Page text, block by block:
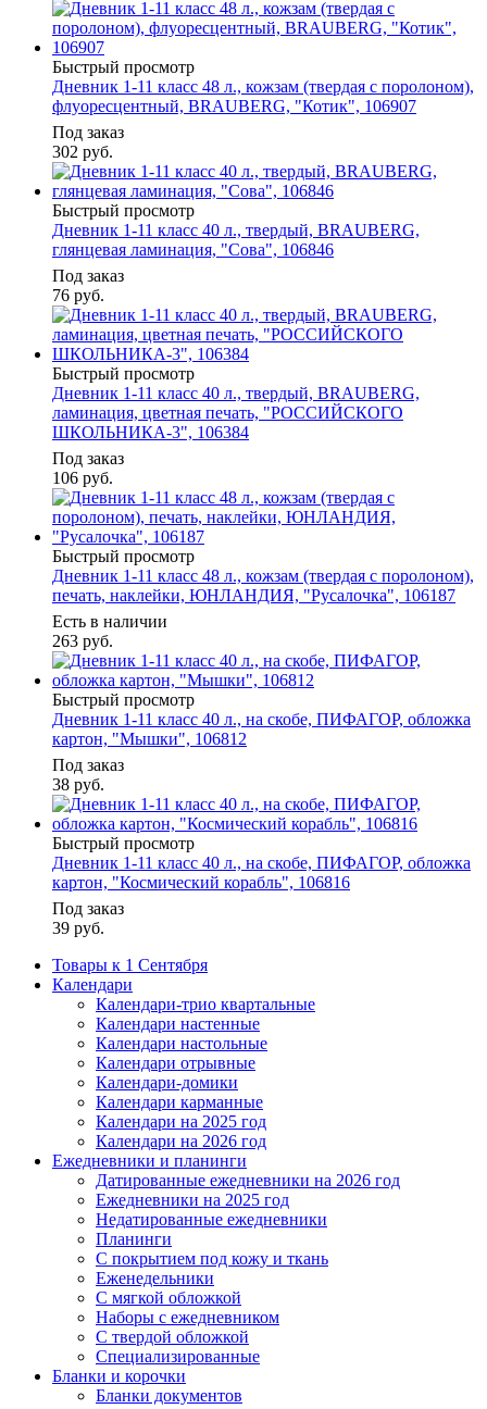
Быстрый просмотр
Дневник 1-11 класс 48 л., кожзам (твердая с поролоном),
флуоресцентный, BRAUBERG, "Котик", 106907
Под заказ
302 руб.
Быстрый просмотр
Дневник 1-11 класс 40 л., твердый, BRAUBERG,
глянцевая ламинация, "Сова", 106846
Под заказ
76 руб.
Быстрый просмотр
Дневник 1-11 класс 40 л., твердый, BRAUBERG,
ламинация, цветная печать, "РОССИЙСКОГО
ШКОЛЬНИКА-3", 106384
Под заказ
106 руб.
Быстрый просмотр
Дневник 1-11 класс 48 л., кожзам (твердая с поролоном),
печать, наклейки, ЮНЛАНДИЯ, "Русалочка", 106187
Есть в наличии
263 руб.
Быстрый просмотр
Дневник 1-11 класс 40 л., на скобе, ПИФАГОР, обложка
картон, "Мышки", 106812
Под заказ
38 руб.
Быстрый просмотр
Дневник 1-11 класс 40 л., на скобе, ПИФАГОР, обложка
картон, "Космический корабль", 106816
Под заказ
39 руб.
Товары к 1 Сентября
Календари
Календари-трио квартальные
Календари настенные
Календари настольные
Календари отрывные
Календари-домики
Календари карманные
Календари на 2025 год
Календари на 2026 год
Ежедневники и планинги
Датированные ежедневники на 2026 год
Ежедневники на 2025 год
Недатированные ежедневники
Планинги
С покрытием под кожу и ткань
Еженедельники
С мягкой обложкой
Наборы с ежедневником
С твердой обложкой
Специализированные
Бланки и корочки
Бланки документов